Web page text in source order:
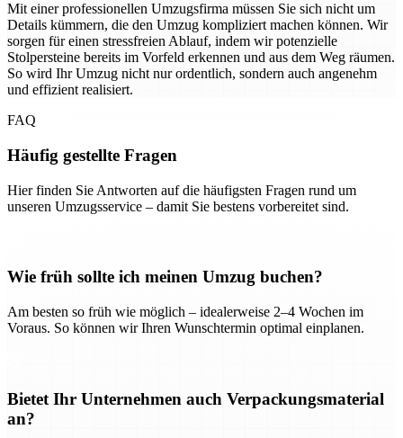
Mit einer professionellen Umzugsfirma müssen Sie sich nicht um
Details kümmern, die den Umzug kompliziert machen können. Wir
sorgen für einen stressfreien Ablauf, indem wir potenzielle
Stolpersteine bereits im Vorfeld erkennen und aus dem Weg räumen.
So wird Ihr Umzug nicht nur ordentlich, sondern auch angenehm
und effizient realisiert.
FAQ
Häufig gestellte Fragen
Hier finden Sie Antworten auf die häufigsten Fragen rund um
unseren Umzugsservice – damit Sie bestens vorbereitet sind.
Wie früh sollte ich meinen Umzug buchen?
Am besten so früh wie möglich – idealerweise 2–4 Wochen im
Voraus. So können wir Ihren Wunschtermin optimal einplanen.
Bietet Ihr Unternehmen auch Verpackungsmaterial
an?